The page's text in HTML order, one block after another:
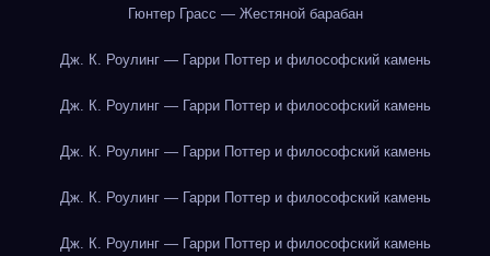
Гюнтер Грасс — Жестяной барабан
Дж. К. Роулинг — Гарри Поттер и философский камень
Дж. К. Роулинг — Гарри Поттер и философский камень
Дж. К. Роулинг — Гарри Поттер и философский камень
Дж. К. Роулинг — Гарри Поттер и философский камень
Дж. К. Роулинг — Гарри Поттер и философский камень